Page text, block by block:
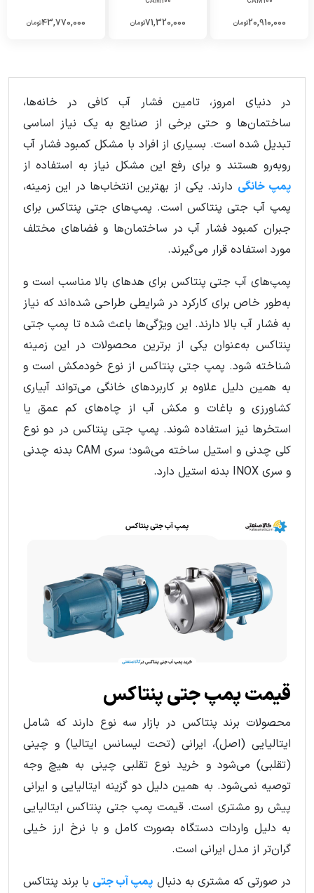
20,910,000تومان 71,320,000تومان 43,770,000تومان
در دنیای امروز، تامین فشار آب کافی در خانه‌ها،
ساختمان‌ها و حتی برخی از صنایع به یک نیاز اساسی
تبدیل شده است. بسیاری از افراد با مشکل کمبود فشار آب
روبه‌رو هستند و برای رفع این مشکل نیاز به استفاده از
پمپ خانگی دارند. یکی از بهترین انتخاب‌ها در این زمینه،
پمپ آب جتی پنتاکس است. پمپ‌های جتی پنتاکس برای
جبران کمبود فشار آب در ساختمان‌ها و فضاهای مختلف
مورد استفاده قرار می‌گیرند.
پمپ‌های آب جتی پنتاکس برای هدهای بالا مناسب است و
به‌طور خاص برای کارکرد در شرایطی طراحی شده‌اند که نیاز
به فشار آب بالا دارند. این ویژگی‌ها باعث شده تا پمپ جتی
پنتاکس به‌عنوان یکی از برترین محصولات در این زمینه
شناخته شود. پمپ جتی پنتاکس از نوع خودمکش است و
به همین دلیل علاوه بر کاربردهای خانگی می‌تواند آبیاری
کشاورزی و باغات و مکش آب از چاه‌های کم عمق یا
استخرها نیز استفاده شوند. پمپ جتی پنتاکس در دو نوع
کلی چدنی و استیل ساخته می‌شود؛ سری CAM بدنه چدنی
و سری INOX بدنه استیل دارد.
قیمت پمپ جتی پنتاکس
محصولات برند پنتاکس در بازار سه نوع دارند که شامل
ایتالیایی (اصل)، ایرانی (تحت لیسانس ایتالیا) و چینی
(تقلبی) می‌شود و خرید نوع تقلبی چینی به هیچ وجه
توصیه نمی‌شود. به همین دلیل دو گزینه ایتالیایی و ایرانی
پیش رو مشتری است. قیمت پمپ جتی پنتاکس ایتالیایی
به دلیل واردات دستگاه بصورت کامل و با نرخ ارز خیلی
گران‌تر از مدل ایرانی است.
در صورتی که مشتری به دنبال پمپ آب جتی با برند پنتاکس